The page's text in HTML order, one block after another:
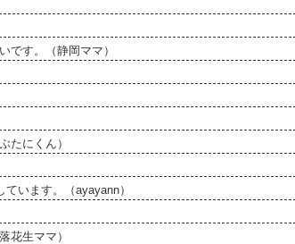
です。（静岡ママ）
たにくん）
います。（ayayann）
花生ママ）